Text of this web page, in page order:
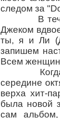
следом за
В течение
Джеком
ты, я и Ли
запишем
Всем
Когда
середине
верха хит-
была новой
сам